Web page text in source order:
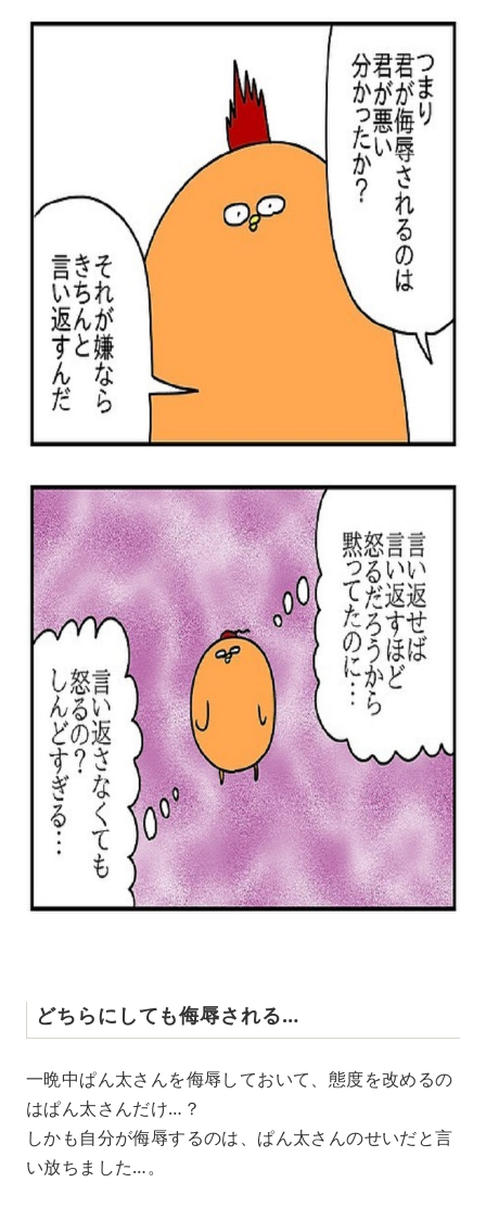
どちらにしても侮辱される…
一晩中ぱん太さんを侮辱しておいて、態度を改めるの
はぱん太さんだけ…？
しかも自分が侮辱するのは、ぱん太さんのせいだと言
い放ちました…。